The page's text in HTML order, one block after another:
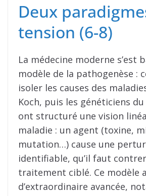
Deux
tension (6-8)
La médecine moderne s’est
modèle de la pathogenèse :
isoler les causes des
Koch, puis les généticiens du
ont structuré une vision
maladie : un agent (toxine,
mutation…) cause une
identifiable, qu’il faut
traitement ciblé. Ce modèle
d’extraordinaire avancée,